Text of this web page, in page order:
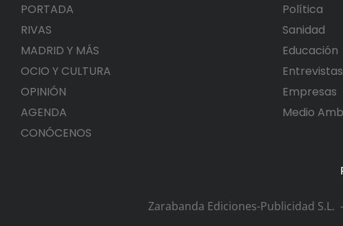
PORTADA
RIVAS
MADRID Y MÁS
OCIO Y CULTURA
OPINIÓN
AGENDA
CONÓCENOS
Política
Sanidad
Educación
Entrevistas
Empresas
Medio
Zarabanda Ediciones-Publicidad